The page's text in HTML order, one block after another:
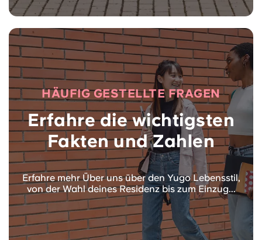
HÄUFIG GESTELLTE FRAGEN
Erfahre die wichtigsten
Fakten und Zahlen
Erfahre mehr Über uns über den Yugo Lebensstil,
von der Wahl deines Residenz bis zum Einzug...